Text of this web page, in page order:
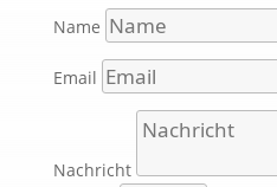
Name
Email
Nachricht